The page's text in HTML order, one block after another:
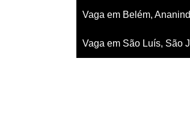
Vaga em Belém,
Vaga em São Luís, São